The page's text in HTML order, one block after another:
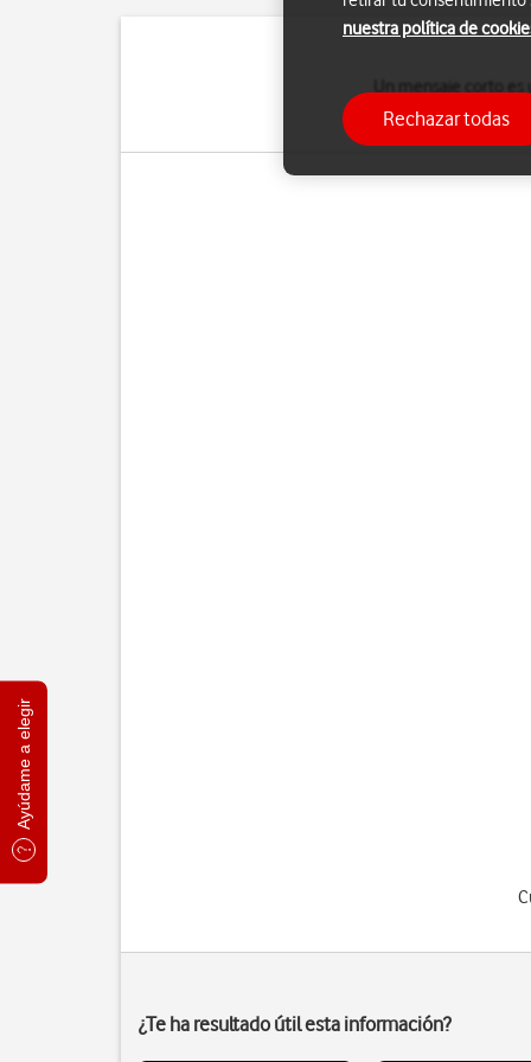
Ayúdame a elegir
recibir mensajes
¿Te ha resultado útil esta información?
nuestra política de
Rechazar todas